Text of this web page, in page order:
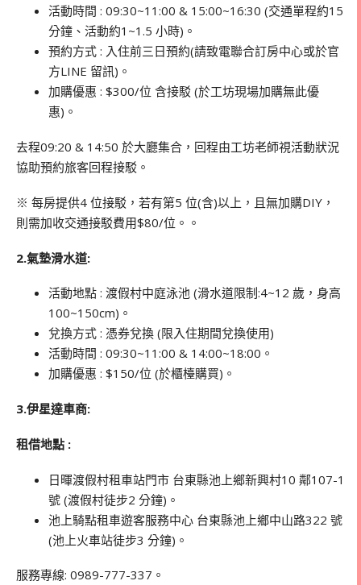
活動時間 : 09:30~11:00 & 15:00~16:30 (交通單程約15
分鐘、活動約1~1.5 小時)。
預約方式 : 入住前三日預約(請致電聯合訂房中心或於官
方LINE 留訊)。
加購優惠 : $300/位 含接駁 (於工坊現場加購無此優
惠)。
去程09:20 & 14:50 於大廳集合，回程由工坊老師視活動狀況
協助預約旅客回程接駁。
※ 每房提供4 位接駁，若有第5 位(含)以上，且無加購DIY，
則需加收交通接駁費用$80/位。。
2.氣墊滑水道:
活動地點 : 渡假村中庭泳池 (滑水道限制:4~12 歲，身高
100~150cm)。
兌換方式 : 憑券兌換 (限入住期間兌換使用)
活動時間 : 09:30~11:00 & 14:00~18:00。
加購優惠 : $150/位 (於櫃檯購買)。
3.伊星達車商:
租借地點 :
日暉渡假村租車站門市 台東縣池上鄉新興村10 鄰107-1
號 (渡假村徒步2 分鐘)。
池上騎點租車遊客服務中心 台東縣池上鄉中山路322 號
(池上火車站徒步3 分鐘)。
服務專線: 0989-777-337。